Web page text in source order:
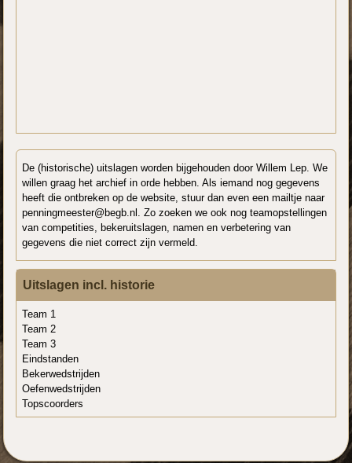
De (historische) uitslagen worden bijgehouden door Willem Lep. We
willen graag het archief in orde hebben. Als iemand nog gegevens
heeft die ontbreken op de website, stuur dan even een mailtje naar
penningmeester@begb.nl. Zo zoeken we ook nog teamopstellingen
van competities, bekeruitslagen, namen en verbetering van
gegevens die niet correct zijn vermeld.
Uitslagen incl. historie
Team 1
Team 2
Team 3
Eindstanden
Bekerwedstrijden
Oefenwedstrijden
Topscoorders